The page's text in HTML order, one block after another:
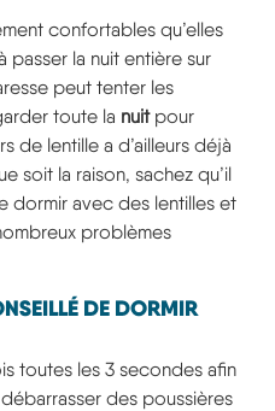
confortables qu’elles
passer la nuit entière sur
peut tenter les
toute la nuitpour
de lentille a d’ailleurs déjà
soit la raison, sachez qu’il
dormir avec des lentilles et
problèmes
DE DORMIR
toutes les 3 secondes afin
des poussières